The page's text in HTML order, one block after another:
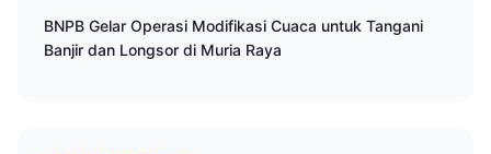
BNPB Gelar Operasi Modifikasi Cuaca untuk Tangani
Banjir dan Longsor di Muria Raya